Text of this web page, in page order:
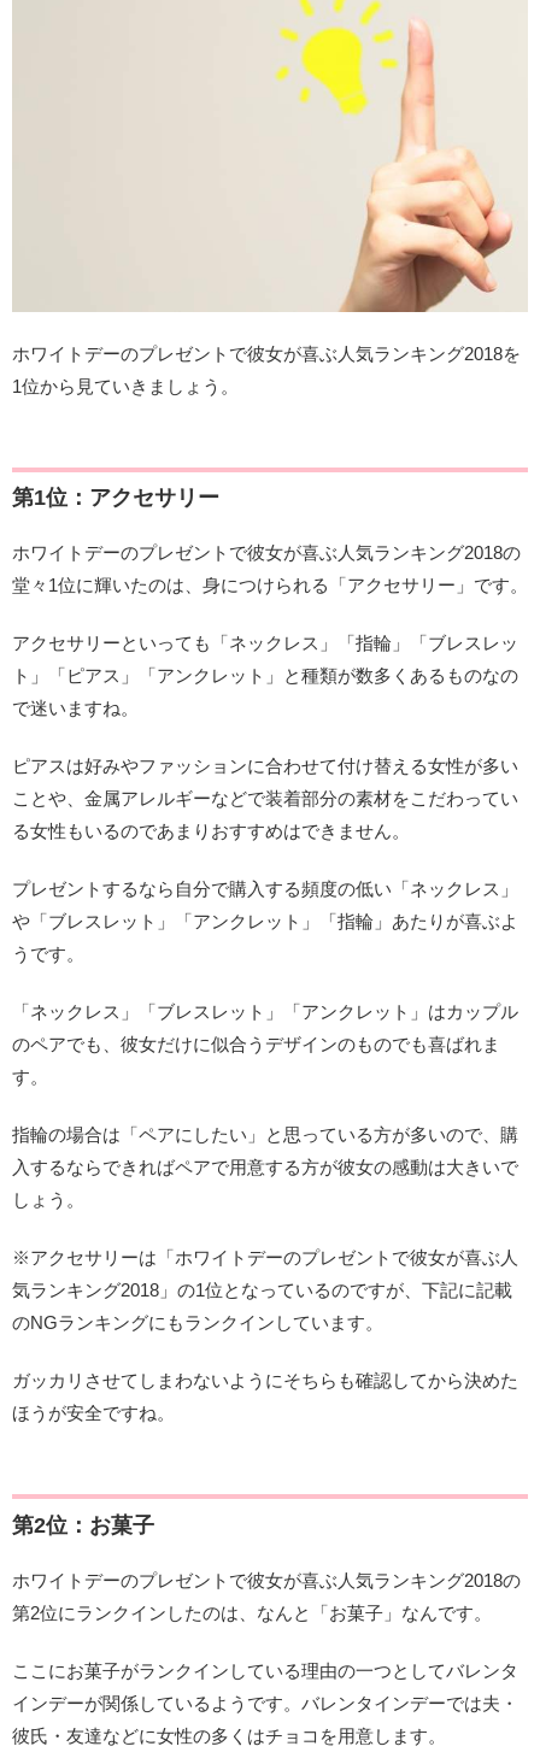
ホワイトデーのプレゼントで彼女が喜ぶ人気ランキング2018を
1位から見ていきましょう。
第1位：アクセサリー
ホワイトデーのプレゼントで彼女が喜ぶ人気ランキング2018の
堂々1位に輝いたのは、身につけられる「アクセサリー」です。
アクセサリーといっても「ネックレス」「指輪」「ブレスレッ
ト」「ピアス」「アンクレット」と種類が数多くあるものなの
で迷いますね。
ピアスは好みやファッションに合わせて付け替える女性が多い
ことや、金属アレルギーなどで装着部分の素材をこだわってい
る女性もいるのであまりおすすめはできません。
プレゼントするなら自分で購入する頻度の低い「ネックレス」
や「ブレスレット」「アンクレット」「指輪」あたりが喜ぶよ
うです。
「ネックレス」「ブレスレット」「アンクレット」はカップル
のペアでも、彼女だけに似合うデザインのものでも喜ばれま
す。
指輪の場合は「ペアにしたい」と思っている方が多いので、購
入するならできればペアで用意する方が彼女の感動は大きいで
しょう。
※アクセサリーは「ホワイトデーのプレゼントで彼女が喜ぶ人
気ランキング2018」の1位となっているのですが、下記に記載
のNGランキングにもランクインしています。
ガッカリさせてしまわないようにそちらも確認してから決めた
ほうが安全ですね。
第2位：お菓子
ホワイトデーのプレゼントで彼女が喜ぶ人気ランキング2018の
第2位にランクインしたのは、なんと「お菓子」なんです。
ここにお菓子がランクインしている理由の一つとしてバレンタ
インデーが関係しているようです。バレンタインデーでは夫・
彼氏・友達などに女性の多くはチョコを用意します。